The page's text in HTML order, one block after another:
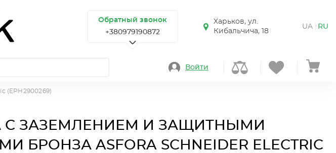
Обратный звонок
+380979190872
Харьков, ул.
Кибальчича, 18
UA RU
Войти
С ЗАЗЕМЛЕНИЕМ И ЗАЩИТНЫМИ
БРОНЗА ASFORA SCHNEIDER ELECTRIC